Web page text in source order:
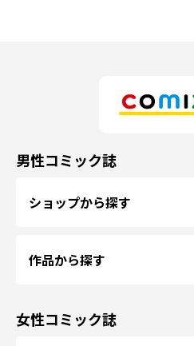
男性コミック誌
ショップから探す
作品から探す
女性コミック誌